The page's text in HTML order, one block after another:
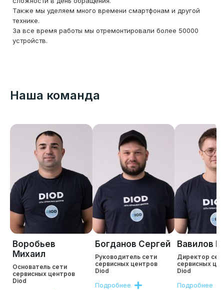
Также мы уделяем много времени смартфонам и другой
технике.
За все время работы мы отремонтировали более 50000
устройств.
Наша команда
Воробьев
Михаил
Основатель сети
сервисных центров
Diod
Богданов Сергей
Руководитель сети
сервисных центров
Diod
Подробнее
Вавилов
Директор
сервисных
Diod
Подробнее